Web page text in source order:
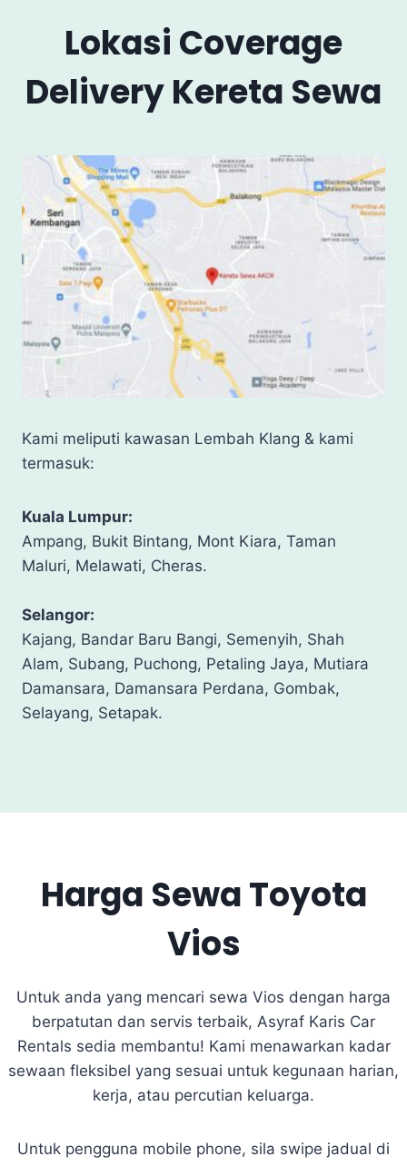
Lokasi Coverage
Delivery Kereta Sewa
Kami meliputi kawasan Lembah Klang & kami
termasuk:
Kuala Lumpur:
Ampang, Bukit Bintang, Mont Kiara, Taman
Maluri, Melawati, Cheras.
Selangor:
Kajang, Bandar Baru Bangi, Semenyih, Shah
Alam, Subang, Puchong, Petaling Jaya, Mutiara
Damansara, Damansara Perdana, Gombak,
Selayang, Setapak.
Harga Sewa Toyota
Vios
Untuk anda yang mencari sewa Vios dengan harga
berpatutan dan servis terbaik, Asyraf Karis Car
Rentals sedia membantu! Kami menawarkan kadar
sewaan fleksibel yang sesuai untuk kegunaan harian,
kerja, atau percutian keluarga.
Untuk pengguna mobile phone, sila swipe jadual di